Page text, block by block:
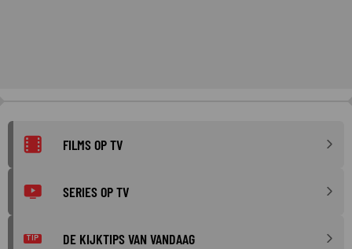
FILMS OP TV
SERIES OP TV
TIP DE KIJKTIPS VAN VANDAAG